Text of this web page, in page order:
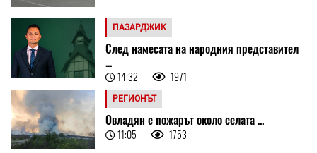
ПАЗАРДЖИК
След намесата на народния представител
...
14:32 1971
РЕГИОНЪТ
Овладян е пожарът около селата ...
11:05 1753